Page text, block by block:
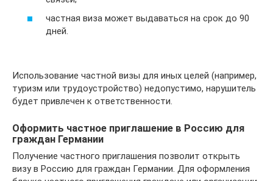
частная виза может выдаваться на срок до 90
дней.
Использование частной визы для иных целей (например,
туризм или трудоустройство) недопустимо, нарушитель
будет привлечен к ответственности.
Оформить частное приглашение в Россию для
граждан Германии
Получение частного приглашения позволит открыть
визу в Россию для граждан Германии. Для оформления